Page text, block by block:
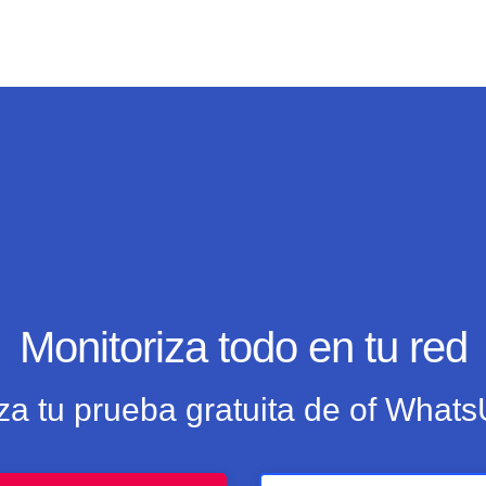
Monitoriza todo en tu red
tu prueba gratuita de of